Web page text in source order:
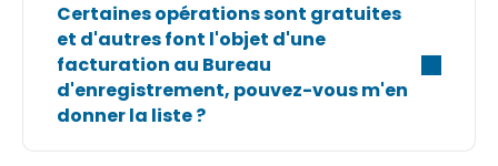
Certaines opérations sont gratuites
et d'autres font l'objet d'une
facturation au Bureau
d'enregistrement, pouvez-vous m'en
donner la liste ?